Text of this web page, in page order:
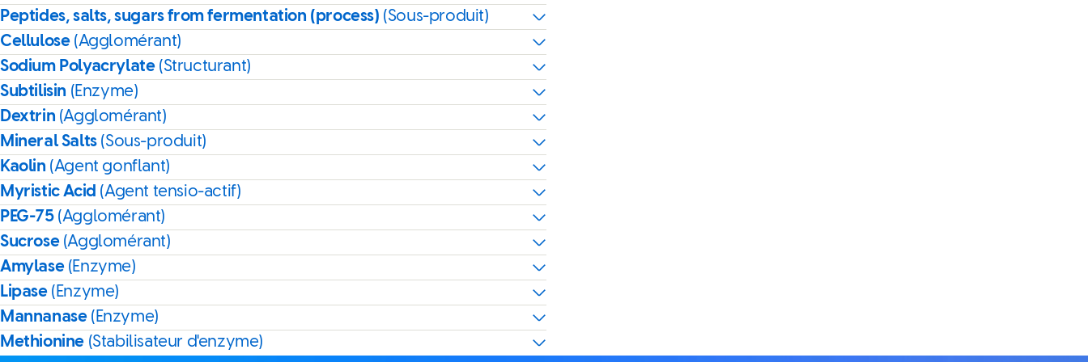
Peptides, salts, sugars from fermentation (process) (Sous-produit)
Cellulose (Agglomérant)
Sodium Polyacrylate (Structurant)
Subtilisin (Enzyme)
Dextrin (Agglomérant)
Mineral Salts (Sous-produit)
Kaolin (Agent gonflant)
Myristic Acid (Agent tensio-actif)
PEG-75 (Agglomérant)
Sucrose (Agglomérant)
Amylase (Enzyme)
Lipase (Enzyme)
Mannanase (Enzyme)
Methionine (Stabilisateur d'enzyme)